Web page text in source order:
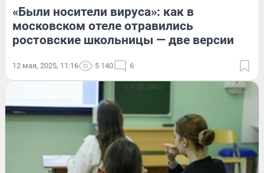
«Были носители вируса»: как в
московском отеле отравились
ростовские школьницы — две версии
12 мая, 2025, 11:16 5 140 6